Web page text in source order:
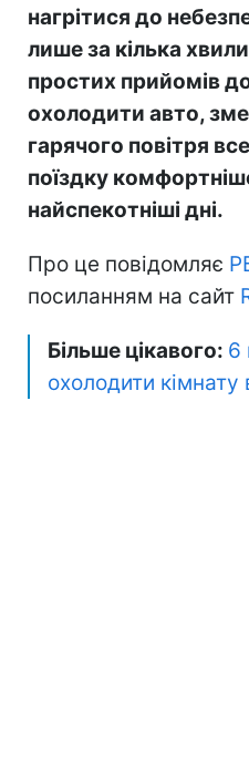
нагрітися до
лише за кілька
простих прийомів
охолодити авто,
гарячого повітря
поїздку
найспекотніші дні.
Про це повідомляє
посиланням на сайт
Більше цікавого: 6
охолодити кімнату